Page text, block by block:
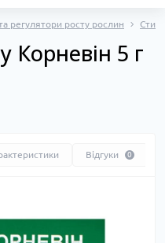
регулятори росту рослин
Корневін 5 г
Відгуки 0